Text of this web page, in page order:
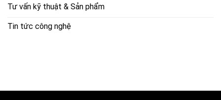
Tư vấn kỹ thuật & Sản phẩm
Tin tức công nghệ